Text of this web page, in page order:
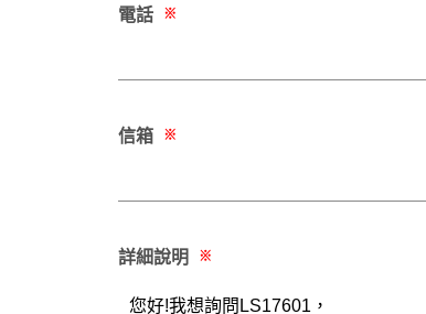
電話 ※
信箱 ※
詳細說明 ※